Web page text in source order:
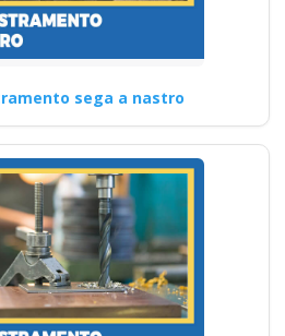
sega a nastro